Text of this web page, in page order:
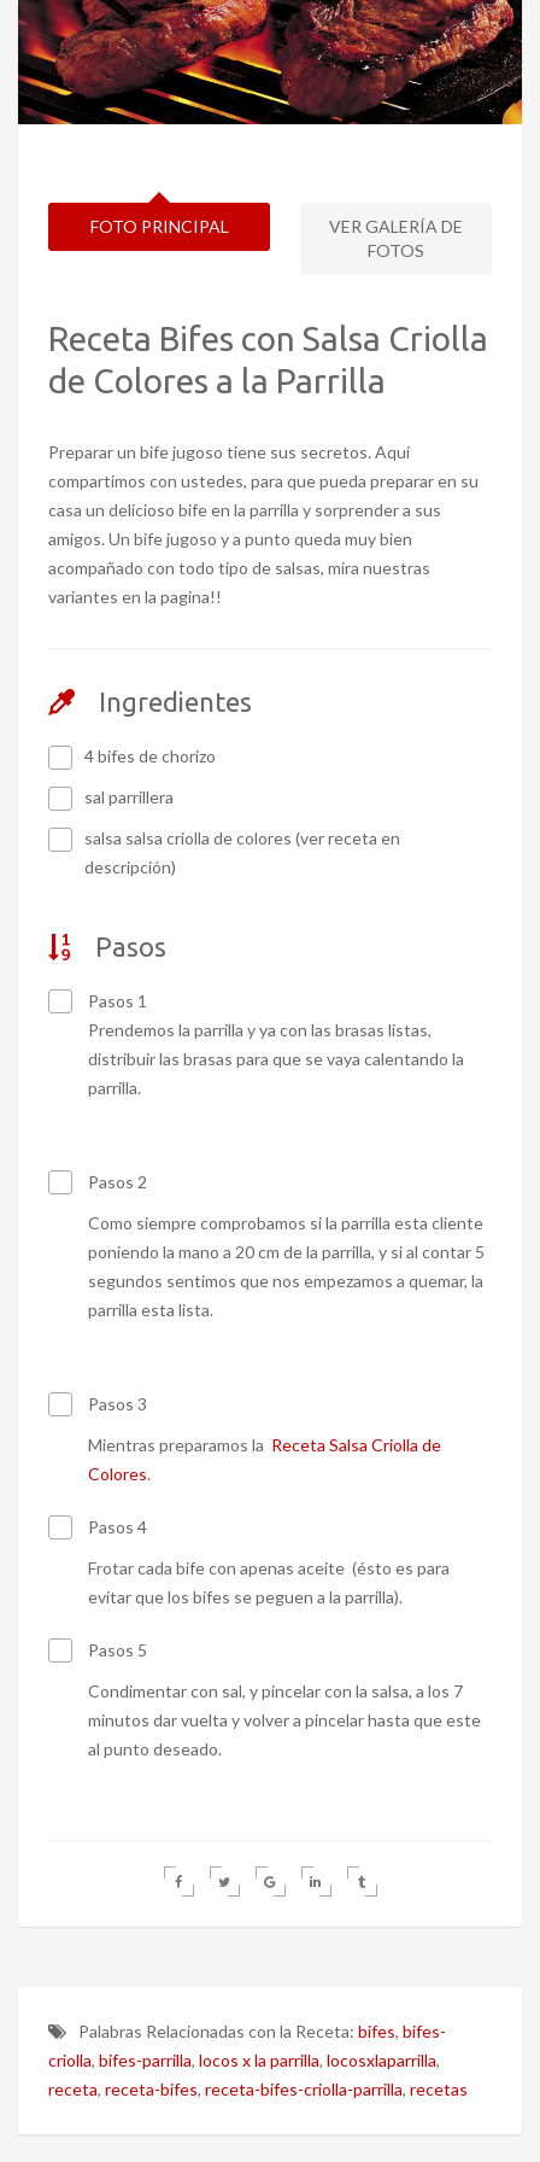
FOTO PRINCIPAL
VER GALERÍA DE
FOTOS
Receta Bifes con Salsa Criolla
de Colores a la Parrilla
Preparar un bife jugoso tiene sus secretos. Aquí
compartimos con ustedes, para que pueda preparar en su
casa un delicioso bife en la parrilla y sorprender a sus
amigos. Un bife jugoso y a punto queda muy bien
acompañado con todo tipo de salsas, mira nuestras
variantes en la pagina!!
Ingredientes
4 bifes de chorizo
sal parrillera
salsa salsa criolla de colores (ver receta en
descripción)
Pasos
Pasos 1
Prendemos la parrilla y ya con las brasas listas,
distribuir las brasas para que se vaya calentando la
parrilla.
Pasos 2
Como siempre comprobamos si la parrilla esta cliente
poniendo la mano a 20 cm de la parrilla, y si al contar 5
segundos sentimos que nos empezamos a quemar, la
parrilla esta lista.
Pasos 3
Mientras preparamos la Receta Salsa Criolla de
Colores.
Pasos 4
Frotar cada bife con apenas aceite (ésto es para
evitar que los bifes se peguen a la parrilla).
Pasos 5
Condimentar con sal, y pincelar con la salsa, a los 7
minutos dar vuelta y volver a pincelar hasta que este
al punto deseado.
Palabras Relacionadas con la Receta: bifes, bifes-
criolla, bifes-parrilla, locos x la parrilla, locosxlaparrilla,
receta, receta-bifes, receta-bifes-criolla-parrilla, recetas